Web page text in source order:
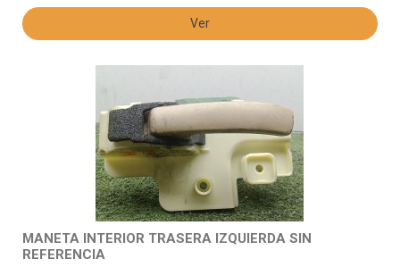
Ver
MANETA INTERIOR TRASERA IZQUIERDA SIN
REFERENCIA